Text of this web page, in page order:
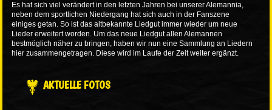
Es hat sich viel verändert in den letzten Jahren bei unserer Alemannia,
neben dem sportlichen Niedergang hat sich auch in der Fanszene
einiges getan. So ist das altbekannte Liedgut immer wieder um neue
Lieder erweitert worden. Um das neue Liedgut allen Alemannen
bestmöglich näher zu bringen, haben wir nun eine Sammlung an Liedern
hier zusammengetragen. Diese wird im Laufe der Zeit weiter ergänzt.
AKTUELLE FOTOS